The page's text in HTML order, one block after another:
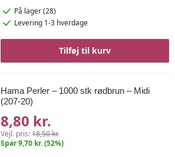
På lager (28)
Levering 1-3 hverdage
Tilføj til kurv
Hama Perler – 1000 stk rødbrun – Midi
(207-20)
8,80 kr.
Vejl. pris:18,50 kr.
Spar 9,70 kr. (52%)